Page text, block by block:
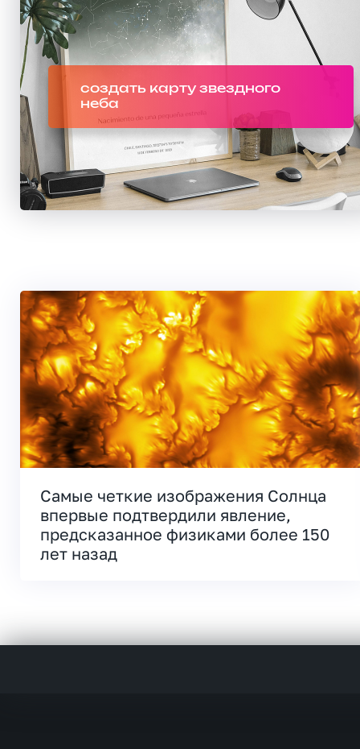
создать карту звездного
неба
Самые четкие изображения Солнца
впервые подтвердили явление,
предсказанное физиками более 150
лет назад